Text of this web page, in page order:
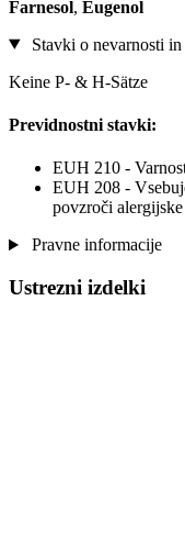
Farnesol, Eugenol
Stavki o nevarnosti
Keine P- & H-Sätze
Previdnostni stavki:
EUH 210 -
EUH 208 -
povzroči
Pravne informacije
Ustrezni izdelki